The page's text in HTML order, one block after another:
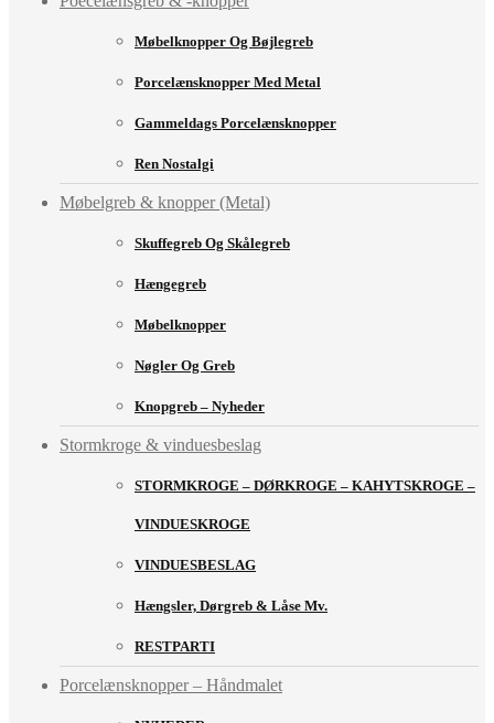
Møbelknopper Og Bøjlegreb
Porcelænsknopper Med Metal
Gammeldags Porcelænsknopper
Ren Nostalgi
Møbelgreb & knopper (Metal)
Skuffegreb Og Skålegreb
Hængegreb
Møbelknopper
Nøgler Og Greb
Knopgreb – Nyheder
Stormkroge & vinduesbeslag
STORMKROGE – DØRKROGE – KAHYTSKROGE –
VINDUESKROGE
VINDUESBESLAG
Hængsler, Dørgreb & Låse Mv.
RESTPARTI
Porcelænsknopper – Håndmalet